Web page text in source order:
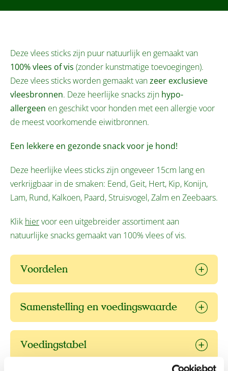
Deze vlees sticks zijn puur natuurlijk en gemaakt van
100% vlees of vis (zonder kunstmatige toevoegingen).
Deze vlees sticks worden gemaakt vanzeer exclusieve
vleesbronnen. Deze heerlijke snacks zijn hypo-
allergeen en geschikt voor honden met een allergie voor
de meest voorkomende eiwitbronnen.
Een lekkere en gezonde snack voor je hond!
Deze heerlijke vlees sticks zijn ongeveer 15cm lang en
verkrijgbaar in de smaken: Eend, Geit, Hert, Kip, Konijn,
Lam, Rund, Kalkoen, Paard, Struisvogel, Zalm en Zeebaars.
Klik hiervoor een uitgebreider assortiment aan
natuurlijke snacks gemaakt van 100% vlees of vis.
Voordelen
Samenstelling en voedingswaarde
Voedingstabel